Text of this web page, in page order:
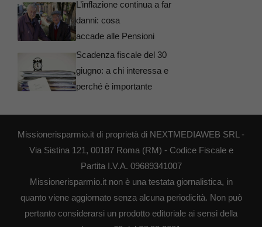
L’inflazione continua a far
danni: cosa
accade alle Pensioni
Scadenza fiscale del 30
giugno: a chi interessa e
perché è importante
Missionerisparmio.it di proprietà di NEXTMEDIAWEB SRL -
Via Sistina 121, 00187 Roma (RM) - Codice Fiscale e
Partita I.V.A. 09689341007
Missionerisparmio.it non è una testata giornalistica, in
quanto viene aggiornato senza alcuna periodicità. Non può
pertanto considerarsi un prodotto editoriale ai sensi della